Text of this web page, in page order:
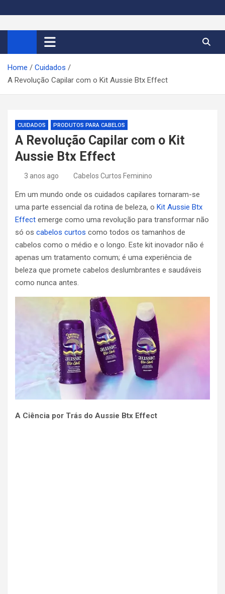
i
t
o
Cortes de Cabelo Curto
Feminino 2026
Moda e tendências dos cabelos curtos femininos 2026
Home
Cuidados
A Revolução Capilar com o Kit Aussie Btx Effect
CUIDADOS PRODUTOS PARA CABELOS
A Revolução Capilar com o Kit
Aussie Btx Effect
3 anos ago Cabelos Curtos Feminino
Em um mundo onde os cuidados capilares tornaram-se
uma parte essencial da rotina de beleza, o Kit Aussie Btx
Effect emerge como uma revolução para transformar não
só os cabelos curtos como todos os tamanhos de
cabelos como o médio e o longo. Este kit inovador não é
apenas um tratamento comum; é uma experiência de
beleza que promete cabelos deslumbrantes e saudáveis
como nunca antes.
A Ciência por Trás do Aussie Btx Effect